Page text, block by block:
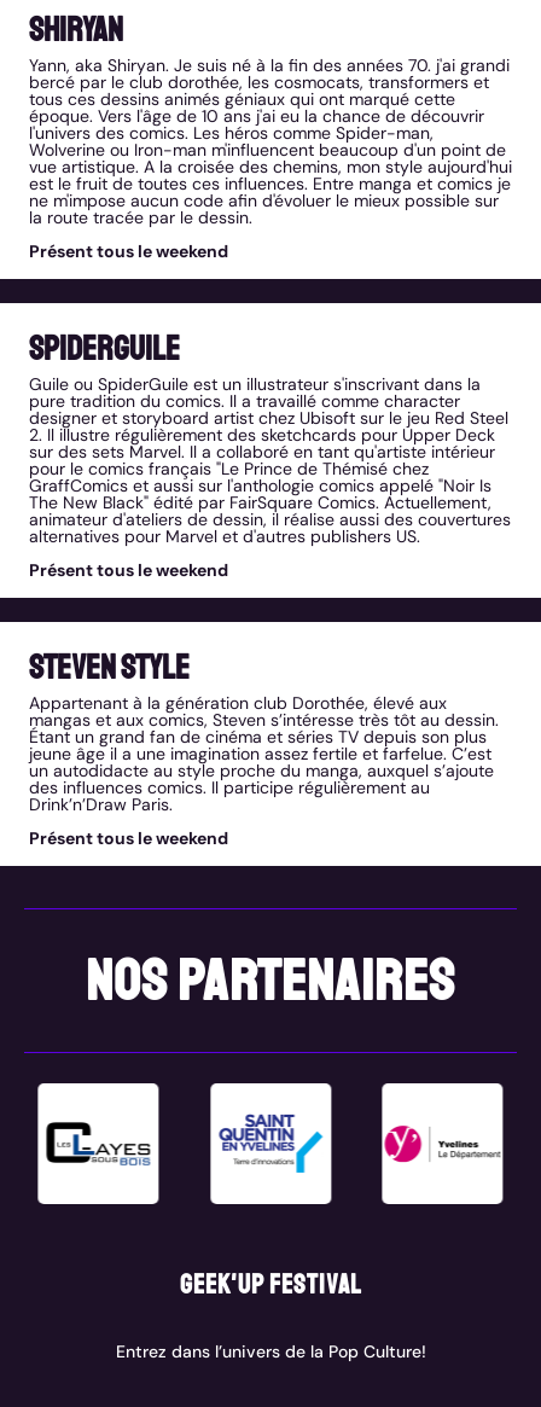
Shiryan
Yann, aka Shiryan. Je suis né à la fin des années 70. j'ai grandi
bercé par le club dorothée, les cosmocats, transformers et
tous ces dessins animés géniaux qui ont marqué cette
époque. Vers l'âge de 10 ans j'ai eu la chance de découvrir
l'univers des comics. Les héros comme Spider-man,
Wolverine ou Iron-man m'influencent beaucoup d'un point de
vue artistique. A la croisée des chemins, mon style aujourd'hui
est le fruit de toutes ces influences. Entre manga et comics je
ne m'impose aucun code afin d'évoluer le mieux possible sur
la route tracée par le dessin.
Présent tous le weekend
Spiderguile
Guile ou SpiderGuile est un illustrateur s'inscrivant dans la
pure tradition du comics. Il a travaillé comme character
designer et storyboard artist chez Ubisoft sur le jeu Red Steel
2. Il illustre régulièrement des sketchcards pour Upper Deck
sur des sets Marvel. Il a collaboré en tant qu'artiste intérieur
pour le comics français "Le Prince de Thémisé chez
GraffComics et aussi sur l'anthologie comics appelé "Noir Is
The New Black" édité par FairSquare Comics. Actuellement,
animateur d'ateliers de dessin, il réalise aussi des couvertures
alternatives pour Marvel et d'autres publishers US.
Présent tous le weekend
Steven Style
Appartenant à la génération club Dorothée, élevé aux
mangas et aux comics, Steven s’intéresse très tôt au dessin.
Étant un grand fan de cinéma et séries TV depuis son plus
jeune âge il a une imagination assez fertile et farfelue. C’est
un autodidacte au style proche du manga, auxquel s’ajoute
des influences comics. Il participe régulièrement au
Drink’n’Draw Paris.
Présent tous le weekend
nos partenaires
geek'up festival
Entrez dans l’univers de la Pop Culture!